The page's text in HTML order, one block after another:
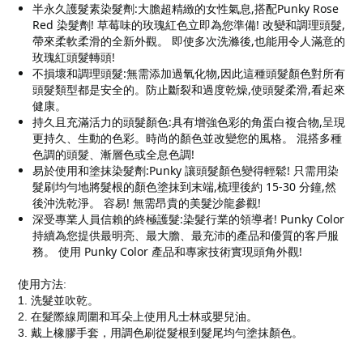
半永久護髮素染髮劑:大膽超精緻的女性氣息,搭配Punky Rose
Red 染髮劑! 草莓味的玫瑰紅色立即為您準備! 改變和調理頭髮,
帶來柔軟柔滑的全新外觀。 即使多次洗滌後,也能用令人滿意的
玫瑰紅頭髮轉頭!
不損壞和調理頭髮:無需添加過氧化物,因此這種頭髮顏色對所有
頭髮類型都是安全的。防止斷裂和過度乾燥,使頭髮柔滑,看起來
健康。
持久且充滿活力的頭髮顏色:具有增強色彩的角蛋白複合物,呈現
更持久、生動的色彩。時尚的顏色並改變您的風格。 混搭多種
色調的頭髮、漸層色或全息色調!
易於使用和塗抹染髮劑:Punky 讓頭髮顏色變得輕鬆! 只需用染
髮刷均勻地將髮根的顏色塗抹到末端,梳理後約 15-30 分鐘,然
後沖洗乾淨。 容易! 無需昂貴的美髮沙龍參觀!
深受專業人員信賴的終極護髮:染髮行業的領導者! Punky Color
持續為您提供最明亮、最大膽、最充沛的產品和優質的客戶服
務。 使用 Punky Color 產品和專家技術實現頭角外觀!
使用方法:
1. 洗髮並吹乾。
2. 在髮際線周圍和耳朵上使用凡士林或嬰兒油。
3. 戴上橡膠手套，用調色刷從髮根到髮尾均勻塗抹顏色。